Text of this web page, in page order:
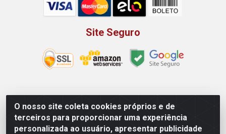
O nosso site coleta cookies próprios e de
terceiros para proporcionar uma experiência
personalizada ao usuário, apresentar publicidade
Site Seguro
Rio Vermelho Distribuição de Alimentos LTDA - Rodovia
BR, 153, KM 52 N 00 QD 00 LT 16 - Bairro Jardim
Eldorado, Anápolis/GO - CEP 75.045-190 - CNPJ